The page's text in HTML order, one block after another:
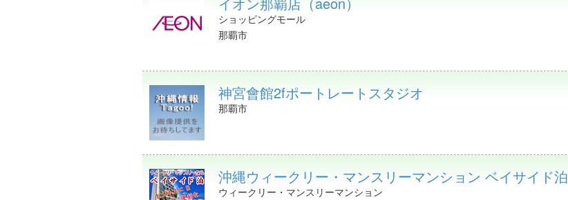
ショッピングモール
那覇市
神宮會館2fポートレートスタジオ
那覇市
沖縄ウィークリー・マンスリーマンション ベイサイド泊
ウィークリー・マンスリーマンション